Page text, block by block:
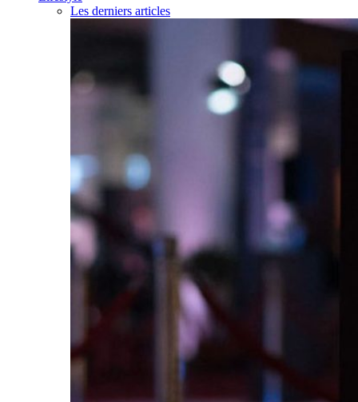
Les derniers articles